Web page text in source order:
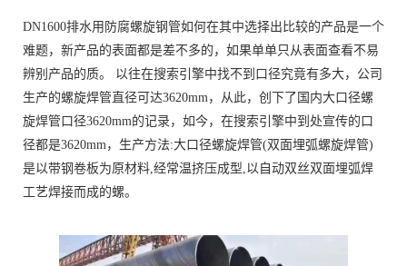
DN1600排水用防腐螺旋钢管如何在其中选择出比较的产品是一个
难题，新产品的表面都是差不多的，如果单单只从表面查看不易
辨别产品的质。 以往在搜索引擎中找不到口径究竟有多大，公司
生产的螺旋焊管直径可达3620mm，从此，创下了国内大口径螺
旋焊管口径3620mm的记录，如今，在搜索引擎中到处宣传的口
径都是3620mm，生产方法:大口径螺旋焊管(双面埋弧螺旋焊管)
是以带钢卷板为原材料,经常温挤压成型,以自动双丝双面埋弧焊
工艺焊接而成的螺。